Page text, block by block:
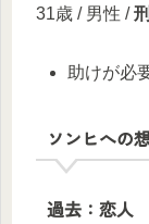
31歳 / 男性 /
助けが必
ソンヒへの
過去：恋人